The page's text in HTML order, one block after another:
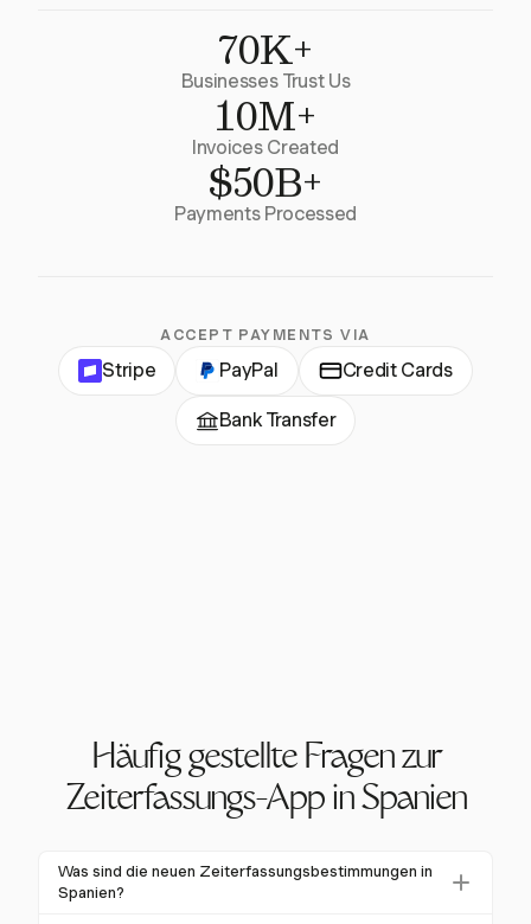
70K+
Businesses Trust Us
10M+
Invoices Created
$50B+
Payments Processed
ACCEPT PAYMENTS VIA
Stripe PayPal Credit Cards
Bank Transfer
Häufig gestellte Fragen zur
Zeiterfassungs-App in Spanien
Was sind die neuen Zeiterfassungsbestimmungen in
Spanien?